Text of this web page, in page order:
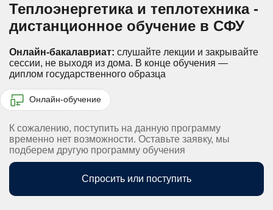
Теплоэнергетика и теплотехника -
дистанционное обучение в СФУ
Онлайн-бакалавриат: слушайте лекции и закрывайте
сессии, не выходя из дома. В конце обучения —
диплом государственного образца
Онлайн-обучение
К сожалению, поступить на данную программу
временно нет возможности. Оставьте заявку, мы
подберем другую программу обучения
Спросить или поступить